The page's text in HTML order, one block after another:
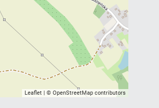
Leaflet | © OpenStreetMap contributors